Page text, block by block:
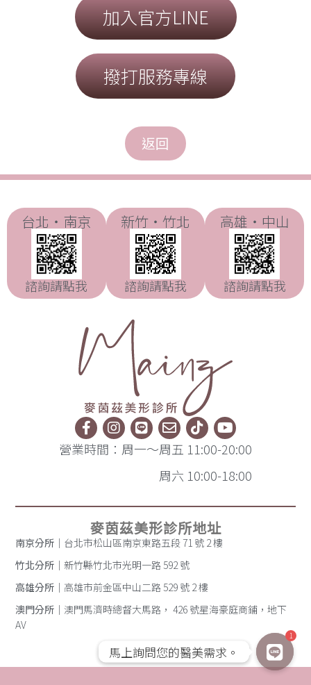
加入官方LINE
撥打服務專線
台北・南京
諮詢請點我
新竹・竹北
諮詢請點我
高雄・中山
諮詢請點我
營業時間：周一～周五 11:00-20:00
周六 10:00-18:00
麥茵茲美形診所地址
南京分所 ｜台北市松山區南京東路五段 71 號 2 樓
竹北分所 ｜新竹縣竹北市光明一路 592 號
高雄分所 ｜高雄市前金區中山二路 529 號 2 樓
澳門分所 ｜澳門馬濟時總督大馬路， 426 號星海豪庭商鋪，地下
AV
1
馬上詢問您的醫美需求。
馬上詢問您的醫美需求。